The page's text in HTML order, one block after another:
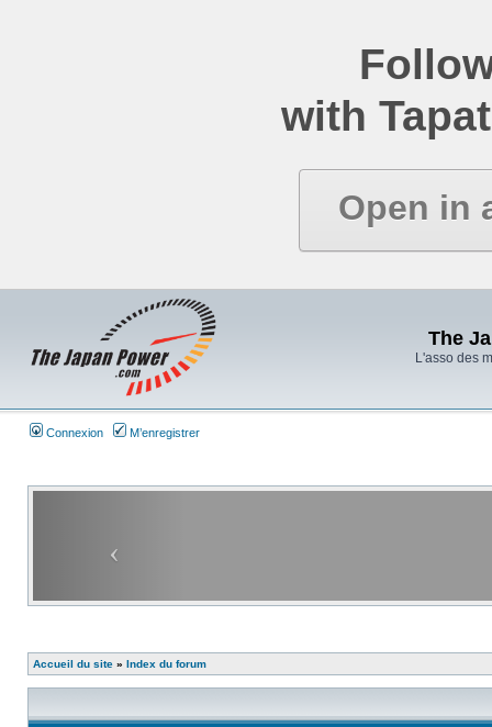
with
Open in
The
L'asso des
Connexion M’enregistrer
Accueil du site » Index du forum